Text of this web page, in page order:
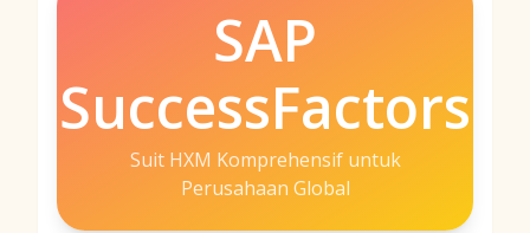
SAP
SuccessFactors
Suit HXM Komprehensif untuk
Perusahaan Global